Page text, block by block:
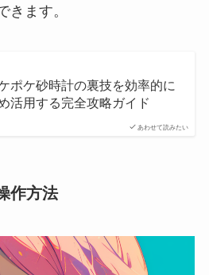
きます。
あわせて読みたい
ポケ砂時計の裏技を効率的に
活用する完全攻略ガイド
作方法